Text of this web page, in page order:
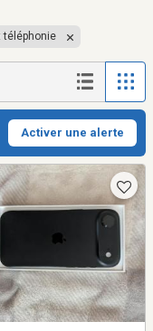
téléphonie
Activer une alerte